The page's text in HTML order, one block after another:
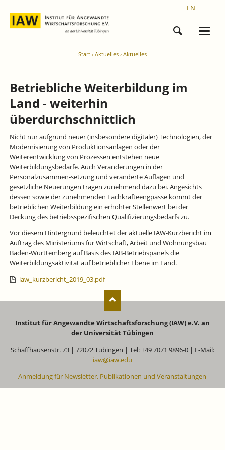
EN
Start Aktuelles Aktuelles
Betriebliche Weiterbildung im
Land - weiterhin
überdurchschnittlich
Nicht nur aufgrund neuer (insbesondere digitaler) Technologien, der
Modernisierung von Produktionsanlagen oder der
Weiterentwicklung von Prozessen entstehen neue
Weiterbildungsbedarfe. Auch Veränderungen in der
Personalzusammen‐setzung und veränderte Auflagen und
gesetzliche Neuerungen tragen zunehmend dazu bei. Angesichts
dessen sowie der zunehmenden Fachkräfteengpässe kommt der
betrieblichen Weiterbildung ein erhöhter Stellenwert bei der
Deckung des betriebsspezifischen Qualifizierungsbedarfs zu.
Vor diesem Hintergrund beleuchtet der aktuelle IAW-Kurzbericht im
Auftrag des Ministeriums für Wirtschaft, Arbeit und Wohnungsbau
Baden-Württemberg auf Basis des IAB‐Betriebspanels die
Weiterbildungsaktivität auf betrieblicher Ebene im Land.
iaw_kurzbericht_2019_03.pdf
Institut für Angewandte Wirtschaftsforschung (IAW) e.V. an
der Universität Tübingen
Schaffhausenstr. 73 | 72072 Tübingen | Tel: +49 7071 9896-0 | E-Mail:
iaw@iaw.edu
Anmeldung für Newsletter, Publikationen und Veranstaltungen